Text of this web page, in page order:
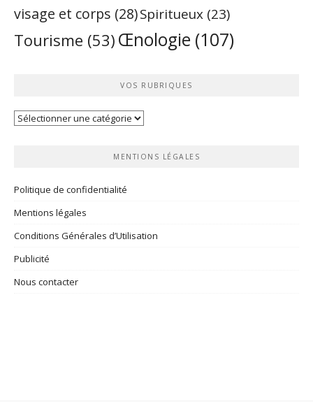
visage et corps (28)Spiritueux (23)
Tourisme (53) Œnologie (107)
VOS RUBRIQUES
Vos
MENTIONS LÉGALES
Politique de confidentialité
Mentions légales
Conditions Générales d’Utilisation
Publicité
Nous contacter